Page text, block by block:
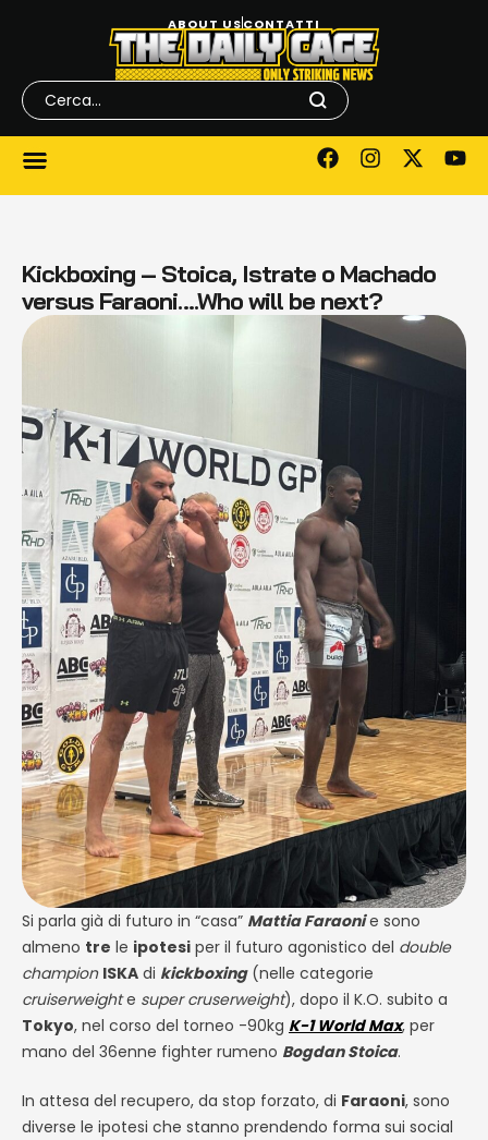
ABOUT USCONTATTI
Kickboxing – Stoica, Istrate o Machado
versus Faraoni….Who will be next?
Si parla già di futuro in “casa” Mattia Faraoni e sono
almeno tre le ipotesi per il futuro agonistico del double
champion ISKA di kickboxing(nelle categorie
cruiserweighte super cruserweight), dopo il K.O. subito a
Tokyo, nel corso del torneo -90kg K-1 World Max, per
mano del 36enne fighter rumeno Bogdan Stoica.
In attesa del recupero, da stop forzato, di Faraoni, sono
diverse le ipotesi che stanno prendendo forma sui social